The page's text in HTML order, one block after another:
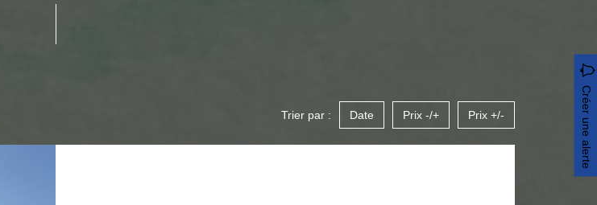
Créer une alerte
Trier par : Date Prix -/+ Prix +/-